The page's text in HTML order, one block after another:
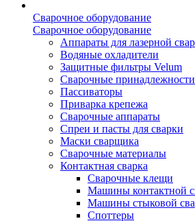
Сварочное оборудование
Сварочное оборудование
Аппараты для лазерной
Водяные охладители
Защитные фильтры Velum
Сварочные
Пассиваторы
Приварка крепежа
Сварочные аппараты
Спреи и пасты для сварки
Маски сварщика
Сварочные материалы
Контактная сварка
Сварочные клещи
Машины контактной
Машины стыковой
Споттеры